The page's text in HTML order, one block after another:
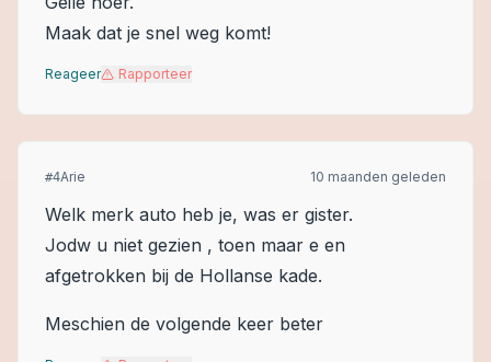
Maak dat je snel weg komt!
Reageer Rapporteer
#4Arie 10 maanden geleden
Welk merk auto heb je, was er gister.
Jodw u niet gezien , toen maar e en
afgetrokken bij de Hollanse kade.
Meschien de volgende keer beter